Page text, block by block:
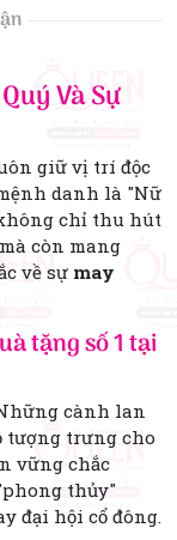
Và Sự
giữ vị trí độc
danh là "Nữ
chỉ thu hút
còn mang
về sự may
tặng số 1 tại
cành lan
tượng trưng cho
vững chắc
thủy"
đại hội cổ đông.